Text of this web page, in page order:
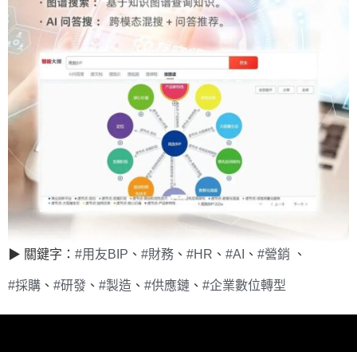
▶ 關鍵字： #用友BIP 、 #財務 、 #HR 、 #AI 、 #營銷 、
#採購 、 #研發 、 #製造 、 #供應鏈 、 #企業數位轉型